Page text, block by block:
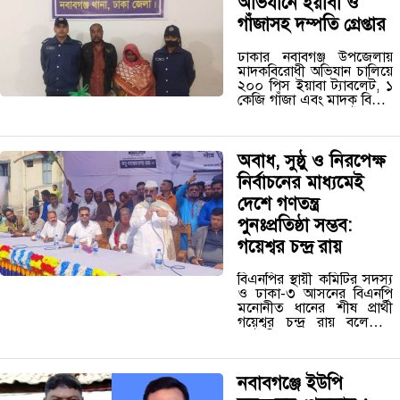
গাঁজাসহ দম্পতি গ্রেপ্তার
ঢাকার নবাবগঞ্জ উপজেলায়
মাদকবিরোধী অভিযান চালিয়ে
২০০ পিস ইয়াবা ট্যাবলেট, ১
কেজি গাঁজা এবং মাদক বিক্রির
করেছে নবাবগঞ্জ থানা পুলিশ।
গ্রেপ্তারকৃতরা…
অবাধ, সুষ্ঠু ও নিরপেক্ষ
নির্বাচনের মাধ্যমেই
দেশে গণতন্ত্র
পুনঃপ্রতিষ্ঠা সম্ভব:
গয়েশ্বর চন্দ্র রায়
বিএনপির স্থায়ী কমিটির সদস্য
ও ঢাকা-৩ আসনের বিএনপি
মনোনীত ধানের শীষ প্রার্থী
গয়েশ্বর চন্দ্র রায় বলেছেন,
মালিকানা ফিরে পাবে। একটি
অবাধ, সুষ্ঠু ও নিরপেক্ষ…
নবাবগঞ্জে ইউপি